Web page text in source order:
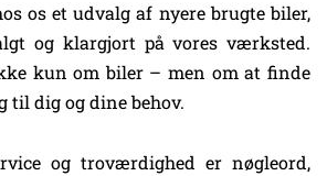
os et udvalg af nyere brugte biler,
og klargjort på vores værksted.
kun om biler – men om at finde
til dig og dine behov.
og troværdighed er nøgleord,